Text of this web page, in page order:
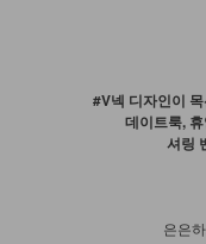
#V넥 디자인이
데이트룩,
셔링
은은